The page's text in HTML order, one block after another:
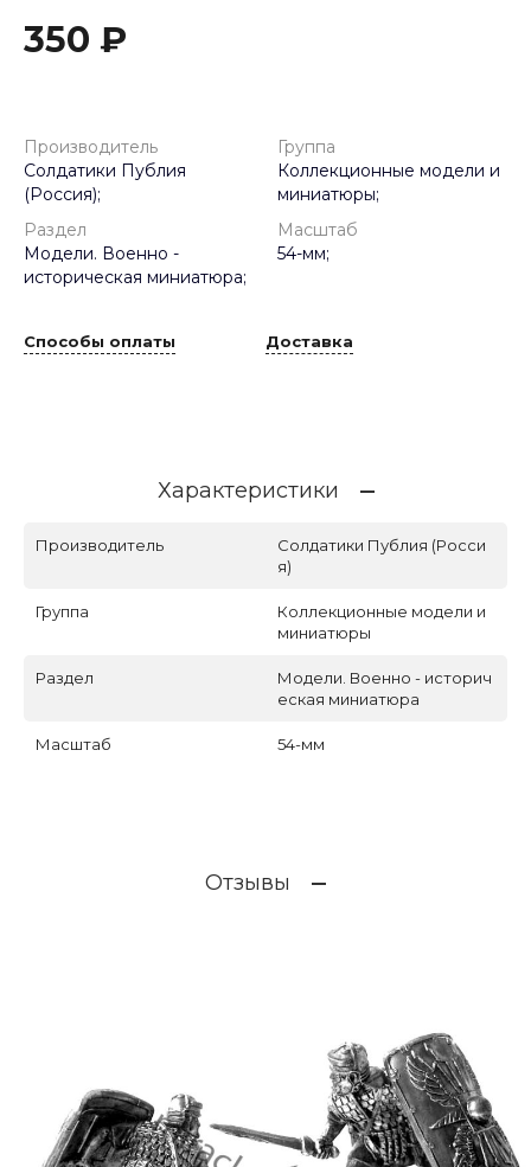
350 ₽
Производитель
Солдатики Публия
(Россия);
Группа
Коллекционные модели и
миниатюры;
Раздел
Модели. Военно -
историческая миниатюра;
Масштаб
54-мм;
Способы оплаты Доставка
Характеристики
Производитель
Солдатики Публия (Росси
я)
Группа
Коллекционные модели и
миниатюры
Раздел
Модели. Военно - историч
еская миниатюра
Масштаб 54-мм
Отзывы